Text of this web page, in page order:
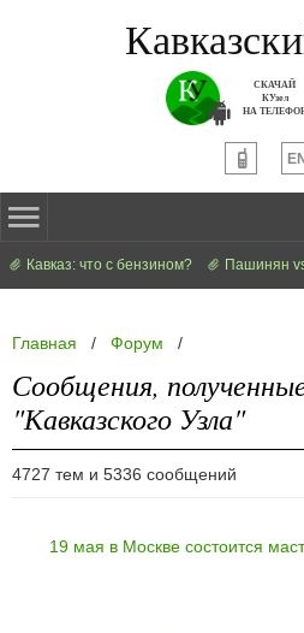
СКАЧАЙ
КУзел
НА
EN
Кавказ: что с бензином? Пашинян
Главная / Форум /
Сообщения,
"Кавказского Узла"
4727 тем и 5336 сообщений
19 мая в Москве состоится